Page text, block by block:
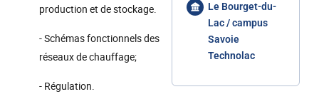
production et de stockage.
- Schémas fonctionnels des
réseaux de chauffage;
- Régulation.
Le Bourget-du-
Lac / campus
Savoie
Technolac